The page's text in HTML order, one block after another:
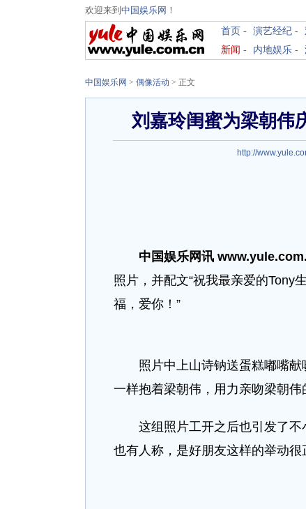
欢迎来到 中国娱乐网 ！
首页 - 演艺经纪 -
新闻 - 内地娱乐 -
中国娱乐网 > 偶像活动 > 正文
刘嘉玲闺蜜为梁朝伟
http://
中国娱乐网讯
照片，并配文“祝我最亲爱的Tony
福，爱你！”
照片中上山诗钠送蛋糕嘟嘴献
一样抱着梁朝伟，用力亲吻梁朝伟
这组照片工开之后也引发了不
也有人称，是好朋友这样的举动很